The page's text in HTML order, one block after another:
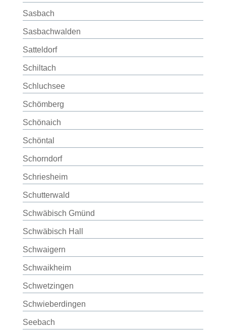
Sasbach
Sasbachwalden
Satteldorf
Schiltach
Schluchsee
Schömberg
Schönaich
Schöntal
Schorndorf
Schriesheim
Schutterwald
Schwäbisch Gmünd
Schwäbisch Hall
Schwaigern
Schwaikheim
Schwetzingen
Schwieberdingen
Seebach